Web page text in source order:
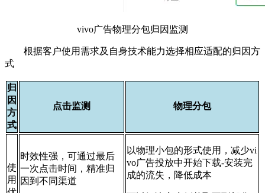
vivo广告物理分包归因监测
根据客户使用需求及自身技术能力选择相应适配的归因方
式
归
因
方
式
点击监测 物理分包
使
用
时效性强，可通过最后
一次点击时间，精准归
因到不同渠道
以物理小包的形式使用，减少vi
vo广告投放中开始下载-安装完
成的流失，降低成本